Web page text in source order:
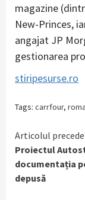
magazine
New-Princes,
angajat JP
gestionarea
stiripesurse.ro
Tags: carrfour,
Reading
Articolul
Proiectul
documentația
depusă